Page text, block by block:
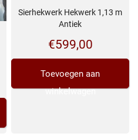
Sierhekwerk Hekwerk 1,13 m
Antiek
€599,00
Toevoegen aan
winkelwagen